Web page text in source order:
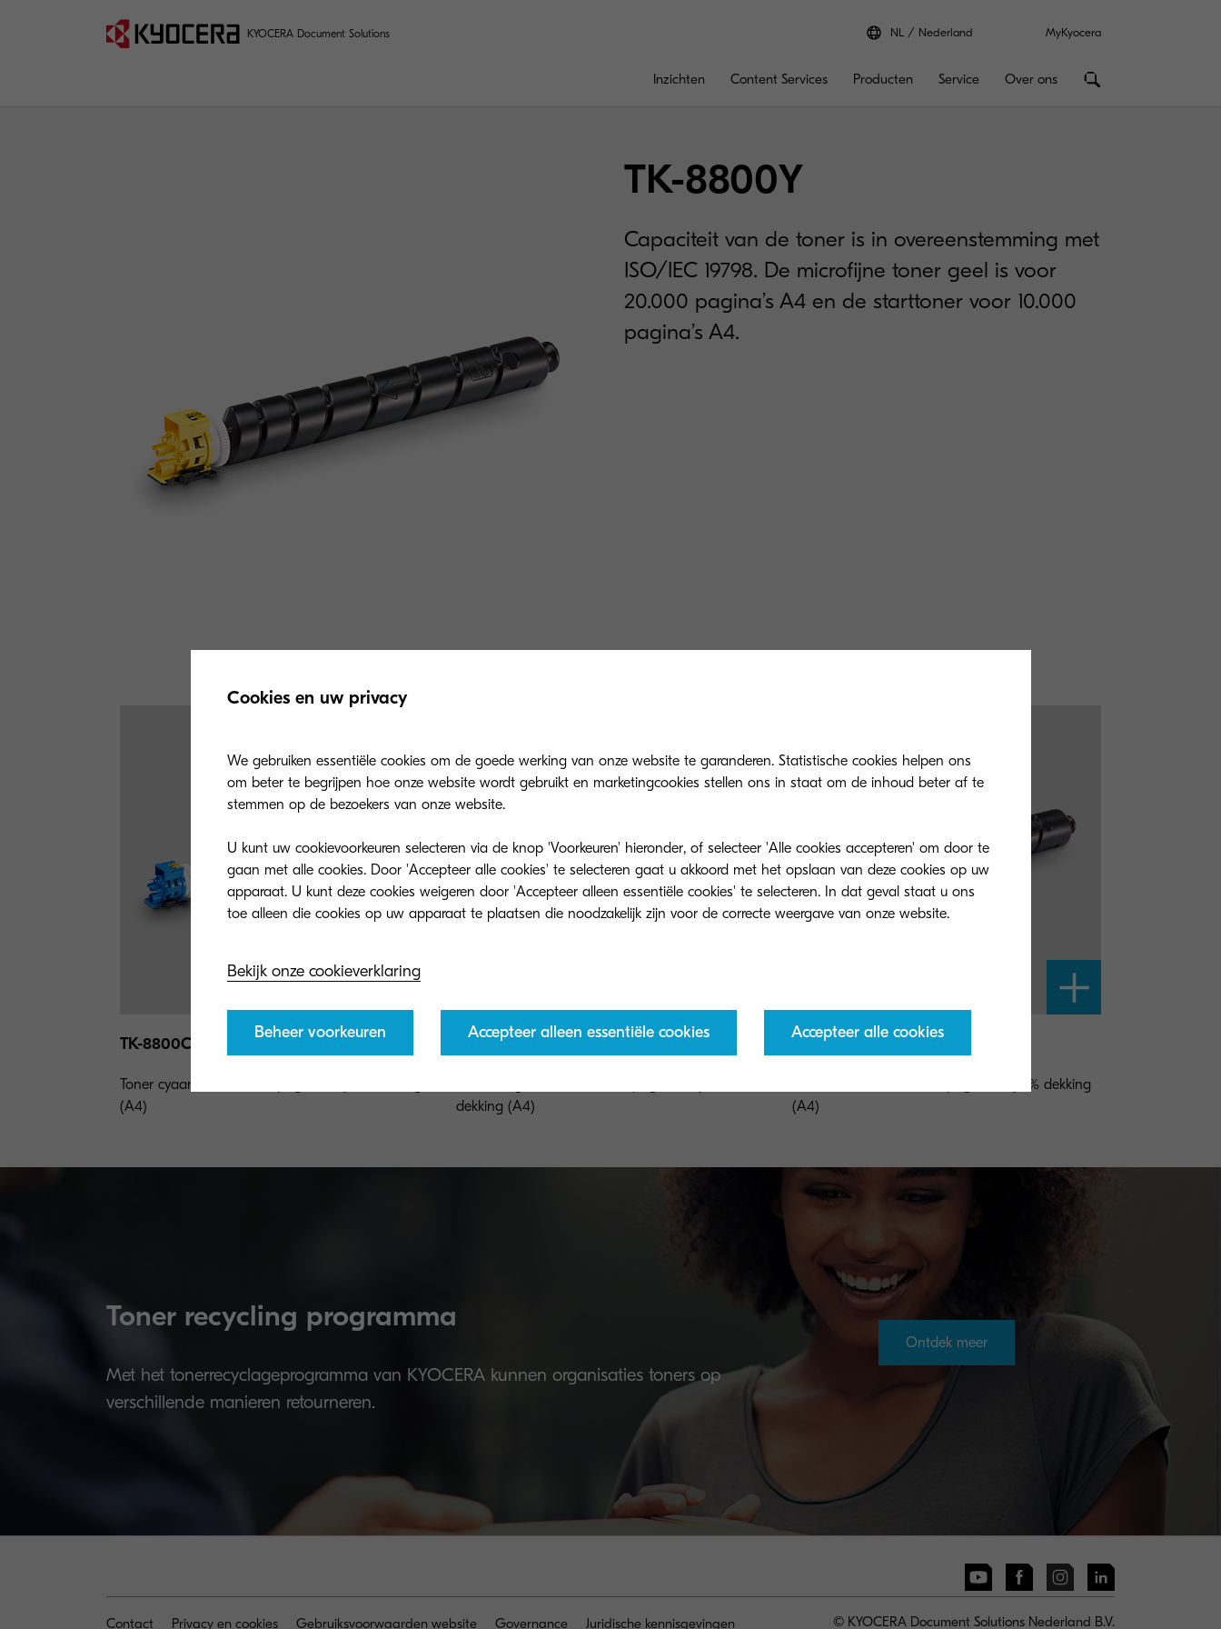
KYOCERA Document Solutions NL Nederland MyKyocera
Inzichten Content Services Producten Service Over ons
TK-8800Y
Capaciteit van de toner is in overeenstemming met
ISO/IEC 19798. De microfijne toner geel is voor
20.000 pagina’s A4 en de starttoner voor 10.000
pagina’s A4.
TK-8800C
Toner cyaan voor 20.000 pagina's bij 5% dekking
(A4)
TK-8800M
dekking (A4)
TK-8800K
Toner zwart voor 30.000 pagina's bij 5% dekking
(A4)
Toner recycling programma
Met het tonerrecyclageprogramma van KYOCERA kunnen organisaties toners op
verschillende manieren retourneren.
Ontdek meer
Contact Privacy en cookies Gebruiksvoorwaarden website Governance Juridische kennisgevingen © KYOCERA Document Solutions Nederland B.V.
Cookies en uw privacy
We gebruiken essentiële cookies om de goede werking van onze website te garanderen. Statistische cookies helpen ons
om beter te begrijpen hoe onze website wordt gebruikt en marketingcookies stellen ons in staat om de inhoud beter af te
stemmen op de bezoekers van onze website.
U kunt uw cookievoorkeuren selecteren via de knop 'Voorkeuren' hieronder, of selecteer 'Alle cookies accepteren' om door te
gaan met alle cookies. Door 'Accepteer alle cookies' te selecteren gaat u akkoord met het opslaan van deze cookies op uw
apparaat. U kunt deze cookies weigeren door 'Accepteer alleen essentiële cookies' te selecteren. In dat geval staat u ons
toe alleen die cookies op uw apparaat te plaatsen die noodzakelijk zijn voor de correcte weergave van onze website.
Bekijk onze cookieverklaring
Beheer voorkeuren Accepteer alleen essentiële cookies Accepteer alle cookies